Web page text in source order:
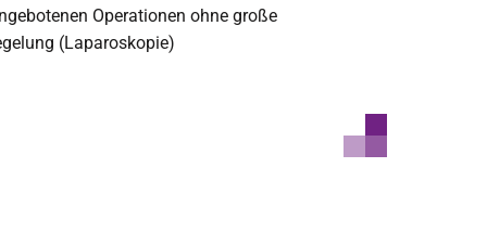
Operationen ohne große
(Laparoskopie)